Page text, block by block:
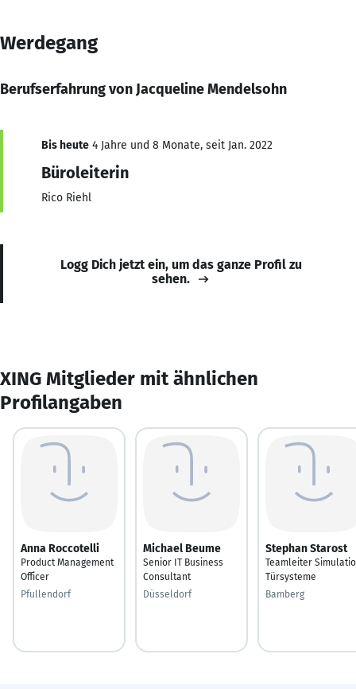
Werdegang
Berufserfahrung von Jacqueline Mendelsohn
Bis heute 4 Jahre und 8 Monate, seit Jan. 2022
Büroleiterin
Rico Riehl
Logg Dich jetzt ein, um das ganze Profil zu
sehen.
XING Mitglieder mit ähnlichen
Profilangaben
Anna Roccotelli
Product Management
Officer
Pfullendorf
Michael Beume
Senior IT Business
Consultant
Düsseldorf
Stephan Starost
Teamleiter
Türsysteme
Bamberg